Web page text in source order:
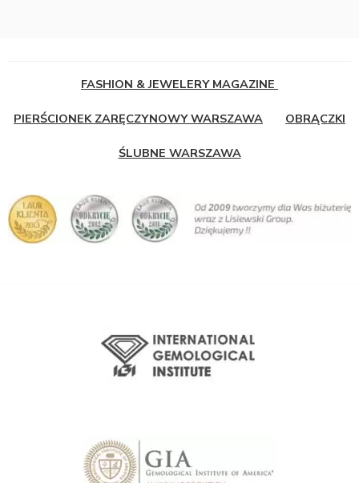
FASHION & JEWELERY MAGAZINE
PIERŚCIONEK ZARĘCZYNOWY WARSZAWA OBRĄCZKI
ŚLUBNE WARSZAWA